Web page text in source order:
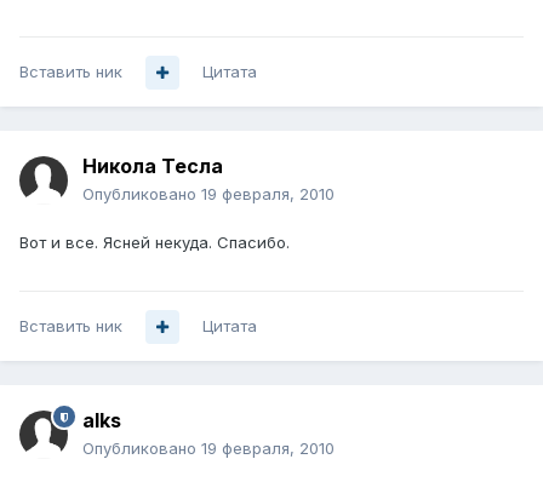
Вставить ник Цитата
Никола Тесла
Опубликовано 19 февраля, 2010
Вот и все. Ясней некуда. Спасибо.
Вставить ник Цитата
alks
Опубликовано 19 февраля, 2010